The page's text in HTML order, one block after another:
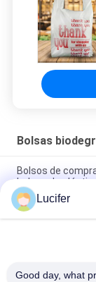
Bolsas
Bolsos de
bolsas de
Bolsos de
Eco - aprobación
Bolsos de
Lucifer
Good day, what